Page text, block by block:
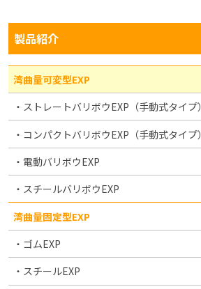
製品紹介
湾曲量可変型EXP
ストレートバリボウEXP（手動式タイプ）
コンパクトバリボウEXP（手動式タイプ）
電動バリボウEXP
スチールバリボウEXP
湾曲量固定型EXP
ゴムEXP
スチールEXP